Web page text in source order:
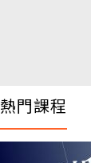
熱門課程